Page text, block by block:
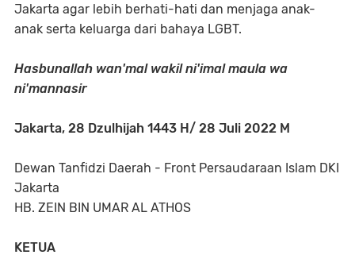
Jakarta agar lebih berhati-hati dan menjaga anak-
anak serta keluarga dari bahaya LGBT.
Hasbunallah wan'mal wakil ni'imal maula wa
ni'mannasir
Jakarta, 28 Dzulhijah 1443 H/ 28 Juli 2022 M
Dewan Tanfidzi Daerah - Front Persaudaraan Islam DKI
Jakarta
HB. ZEIN BIN UMAR AL ATHOS
KETUA